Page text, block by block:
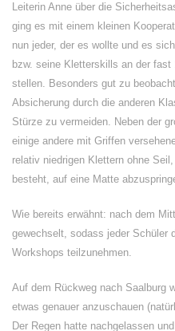
Leiterin Anne über die
ging es mit einem kleinen
nun jeder, der es wollte und es
bzw. seine Kletterskills an der
stellen. Besonders gut zu
Absicherung durch die anderen
Stürze zu vermeiden. Neben der
einige andere mit Griffen
relativ niedrigen Klettern ohne
besteht, auf eine Matte
Wie bereits erwähnt: nach dem
gewechselt, sodass jeder Schüler
Workshops teilzunehmen.
Auf dem Rückweg nach Saalburg
etwas genauer anzuschauen
Der Regen hatte nachgelassen